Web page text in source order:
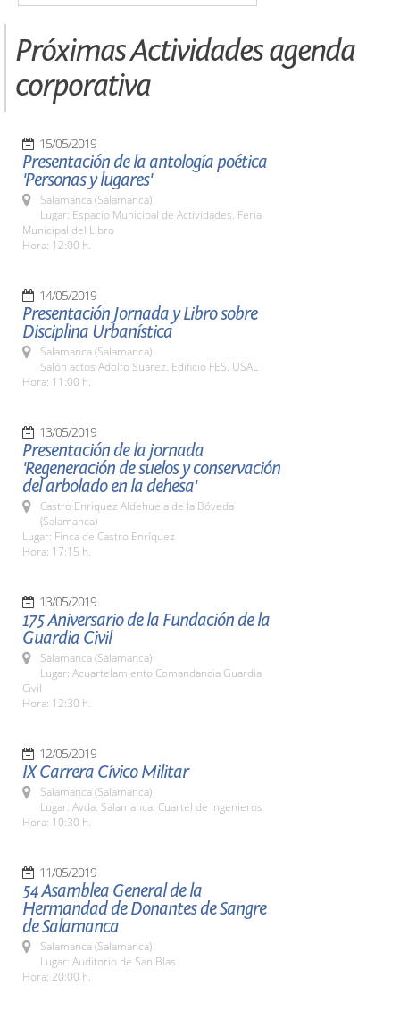
Próximas Actividades agenda
corporativa
15/05/2019
Presentación de la antología poética
'Personas y lugares'
Salamanca (Salamanca)
Lugar: Espacio Municipal de Actividades. Feria
Municipal del Libro
Hora: 12:00 h.
14/05/2019
Presentación Jornada y Libro sobre
Disciplina Urbanística
Salamanca (Salamanca)
Salón actos Adolfo Suarez. Edificio FES. USAL
Hora: 11:00 h.
13/05/2019
Presentación de la jornada
'Regeneración de suelos y conservación
del arbolado en la dehesa'
Castro Enriquez Aldehuela de la Bóveda
(Salamanca)
Lugar: Finca de Castro Enríquez
Hora: 17:15 h.
13/05/2019
175 Aniversario de la Fundación de la
Guardia Civil
Salamanca (Salamanca)
Lugar: Acuartelamiento Comandancia Guardia
Civil
Hora: 12:30 h.
12/05/2019
IX Carrera Cívico Militar
Salamanca (Salamanca)
Lugar: Avda. Salamanca. Cuartel de Ingenieros
Hora: 10:30 h.
11/05/2019
54 Asamblea General de la
Hermandad de Donantes de Sangre
de Salamanca
Salamanca (Salamanca)
Lugar: Auditorio de San Blas
Hora: 20:00 h.